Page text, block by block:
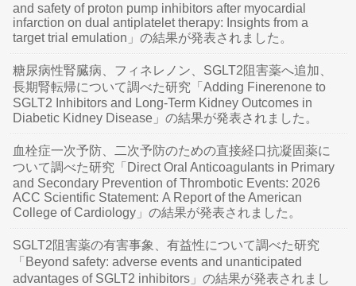
and safety of proton pump inhibitors after myocardial
infarction on dual antiplatelet therapy: Insights from a
target trial emulation」の結果が発表されました。
糖尿病性腎臓病、フィネレノン、SGLT2阻害薬へ追加、
長期腎転帰について調べた研究「Adding Finerenone to
SGLT2 Inhibitors and Long-Term Kidney Outcomes in
Diabetic Kidney Disease」の結果が発表されました。
血栓症一次予防、二次予防のための直接経口抗凝固薬に
ついて調べた研究「Direct Oral Anticoagulants in Primary
and Secondary Prevention of Thrombotic Events: 2026
ACC Scientific Statement: A Report of the American
College of Cardiology」の結果が発表されました。
SGLT2阻害薬の有害事象、有益性について調べた研究
「Beyond safety: adverse events and unanticipated
advantages of SGLT2 inhibitors」の結果が発表されまし